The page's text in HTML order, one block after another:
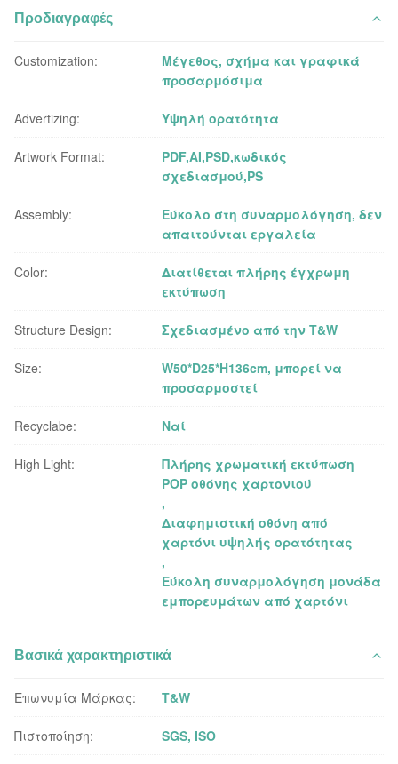
Προδιαγραφές
Customization:
Μέγεθος, σχήμα και γραφικά
προσαρμόσιμα
Advertizing: Υψηλή ορατότητα
Artwork Format:
PDF,AI,PSD,κωδικός
σχεδιασμού,PS
Assembly:
Εύκολο στη συναρμολόγηση, δεν
απαιτούνται εργαλεία
Color:
Διατίθεται πλήρης έγχρωμη
εκτύπωση
Structure Design: Σχεδιασμένο από την T&W
Size:
W50*D25*H136cm, μπορεί να
προσαρμοστεί
Recyclabe: Ναί
High Light:
Πλήρης χρωματική εκτύπωση
POP οθόνης χαρτονιού
,
Διαφημιστική οθόνη από
χαρτόνι υψηλής ορατότητας
,
Εύκολη συναρμολόγηση μονάδα
εμπορευμάτων από χαρτόνι
Βασικά χαρακτηριστικά
Επωνυμία Μάρκας: T&W
Πιστοποίηση: SGS, ISO